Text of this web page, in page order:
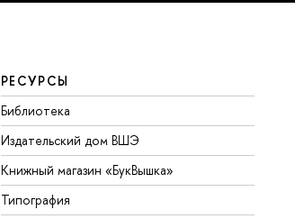
РЕСУРСЫ
Библиотека
Издательский дом ВШЭ
Книжный магазин «БукВышка»
Типография